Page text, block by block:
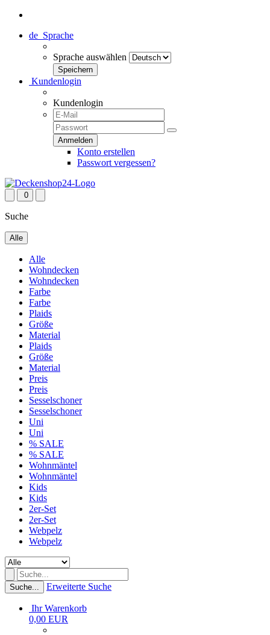
de Sprache
Sprache auswählen
Kundenlogin
Kundenlogin
Konto erstellen
Passwort vergessen?
0
Suche
Alle
Alle
Wohndecken
Wohndecken
Farbe
Farbe
Plaids
Größe
Material
Plaids
Größe
Material
Preis
Preis
Sesselschoner
Sesselschoner
Uni
Uni
% SALE
% SALE
Wohnmäntel
Wohnmäntel
Kids
Kids
2er-Set
2er-Set
Webpelz
Webpelz
Suche... Erweiterte Suche
Ihr Warenkorb
0,00 EUR